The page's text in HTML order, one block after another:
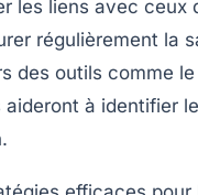
les liens avec ceux
régulièrement la
des outils comme le
aideront à identifier